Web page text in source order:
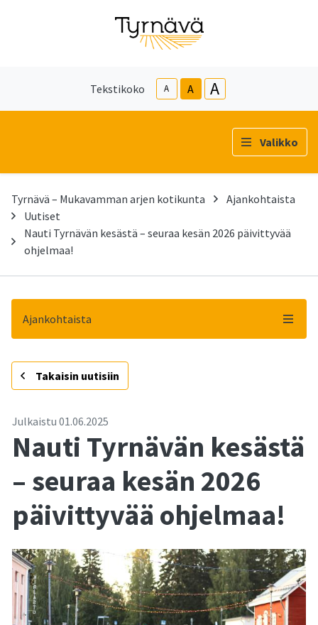
Tekstikoko A A A
Valikko
Tyrnävä – Mukavamman arjen kotikunta
Ajankohtaista
Uutiset
Nauti Tyrnävän kesästä – seuraa kesän 2026 päivittyvää
ohjelmaa!
Ajankohtaista
- Takaisin uutisiin
Julkaistu 01.06.2025
Nauti Tyrnävän kesästä
– seuraa kesän 2026
päivittyvää ohjelmaa!